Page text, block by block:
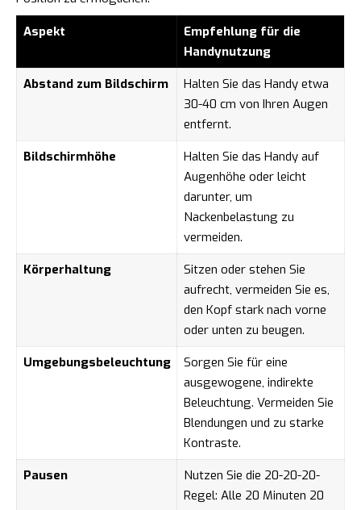
Aspekt
Empfehlung für die
Handynutzung
Abstand zum Bildschirm
Halten Sie das Handy etwa
30-40 cm von Ihren Augen
entfernt.
Bildschirmhöhe
Halten Sie das Handy auf
Augenhöhe oder leicht
darunter, um
Nackenbelastung zu
vermeiden.
Körperhaltung
Sitzen oder stehen Sie
aufrecht, vermeiden Sie es,
den Kopf stark nach vorne
oder unten zu beugen.
Umgebungsbeleuchtung
Sorgen Sie für eine
ausgewogene, indirekte
Beleuchtung. Vermeiden Sie
Blendungen und zu starke
Kontraste.
Pausen
Nutzen Sie die 20-20-20-
Regel: Alle 20 Minuten 20